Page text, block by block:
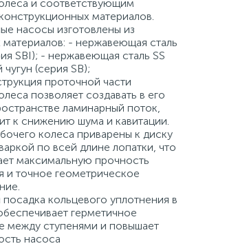
и соответствующим
материалов.
насосы изготовлены из
- нержавеющая сталь
SBI); - нержавеющая сталь SS
(серия SB);
проточной части
позволяет создавать в его
ламинарный поток,
к снижению шума и кавитации.
колеса приварены к диску
по всей длине лопатки, что
максимальную прочность
и точное геометрическое
кольцевого уплотнения в
герметичное
между ступенями и повышает
насоса